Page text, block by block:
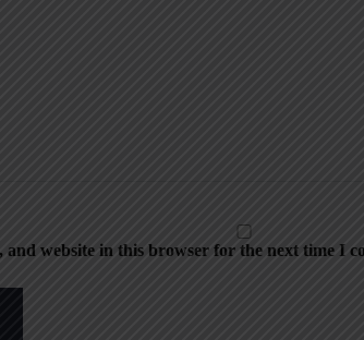
and website in this browser for the next time I